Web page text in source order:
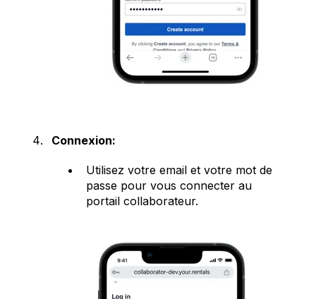
Connexion:
Utilisez votre email et votre mot de
passe pour vous connecter au
portail collaborateur.